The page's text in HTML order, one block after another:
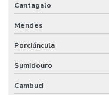
Cantagalo
Mendes
Porciúncula
Sumidouro
Cambuci